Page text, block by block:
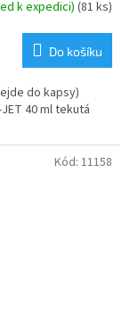
k expedici)(81 ks)
Do košíku
do kapsy)
JET 40 ml tekutá
Kód: 11158